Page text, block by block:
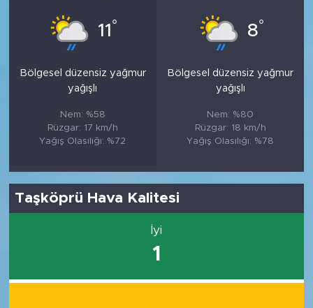
11 °
Bölgesel düzensiz yağmur
yağışlı
Nem: %58
Rüzgar: 17 km/h
Yağış Olasılığı: %72
8°
Bölgesel düzensiz yağmur
yağışlı
Nem: %80
Rüzgar: 18 km/h
Yağış Olasılığı: %78
Taşköprü Hava Kalitesi
İyi
1